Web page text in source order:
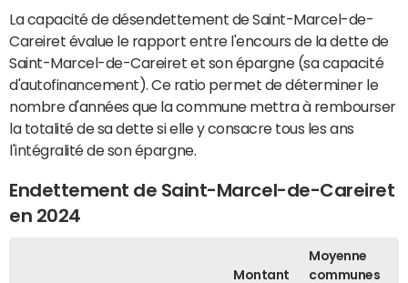
La capacité de désendettement de Saint-Marcel-de-
Careiret évalue le rapport entre l'encours de la dette de
Saint-Marcel-de-Careiret et son épargne (sa capacité
d'autofinancement). Ce ratio permet de déterminer le
nombre d'années que la commune mettra à rembourser
la totalité de sa dette si elle y consacre tous les ans
l'intégralité de son épargne.
Endettement de Saint-Marcel-de-Careiret
en 2024
Montant
Moyenne
communes